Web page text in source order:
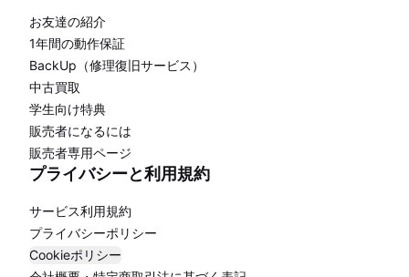
お友達の紹介
1年間の動作保証
BackUp（修理復旧サービス）
中古買取
学生向け特典
販売者になるには
販売者専用ページ
プライバシーと利用規約
サービス利用規約
プライバシーポリシー
Cookieポリシー